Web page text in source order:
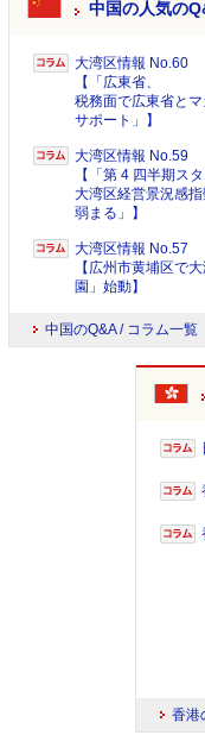
中国の人気の
大湾区情報 No.60
【「広東省、
税務面で広東省と
サポート」】
大湾区情報 No.59
【「第 4 四半期ス
大湾区経営景況感
弱まる」】
大湾区情報 No.57
【広州市黄埔区で
園」始動】
中国のQ&A / コラム一覧
香港